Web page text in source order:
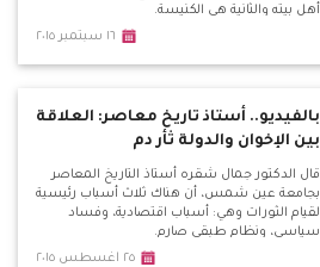
أهل بيته والثانية هى الكنيسة.
١٦ سبتمبر ٢٠١٥
بالفيديو.. أستاذ تاريخ معاصر: العلاقة
بين الإخوان والدولة ثأر دم
قال الدكتور جمال شقره أستاذ التاريخ المعاصر
بجامعة عين شمس، أن هناك ثلاث أسباب رئيسية
لقيام الثورات وهي: أسباب اقتصادية، وفساد
سياسي، ونظام طبقي صارم.
٢٥ اغسطس ٢٠١٥